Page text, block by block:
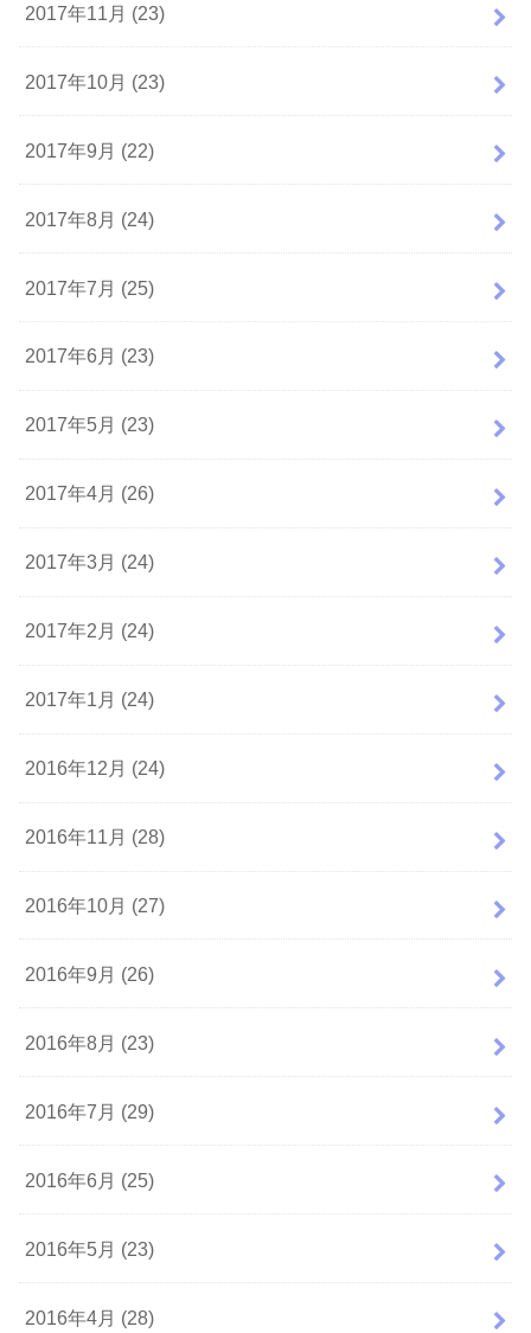
2017年11月 (23)
2017年10月 (23)
2017年9月 (22)
2017年8月 (24)
2017年7月 (25)
2017年6月 (23)
2017年5月 (23)
2017年4月 (26)
2017年3月 (24)
2017年2月 (24)
2017年1月 (24)
2016年12月 (24)
2016年11月 (28)
2016年10月 (27)
2016年9月 (26)
2016年8月 (23)
2016年7月 (29)
2016年6月 (25)
2016年5月 (23)
2016年4月 (28)